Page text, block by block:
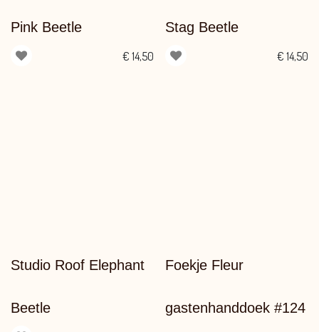
Pink Beetle
€ 14,50
Stag Beetle
€ 14,50
Studio Roof Elephant
Beetle
Foekje Fleur
gastenhanddoek #124